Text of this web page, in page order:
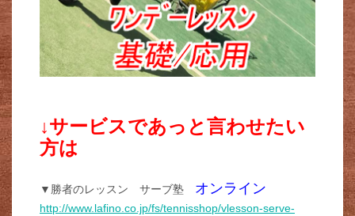
↓サービスであっと言わせたい
方は
▼勝者のレッスン サーブ塾 オンライン
http://www.lafino.co.jp/fs/tennisshop/vlesson-serve-